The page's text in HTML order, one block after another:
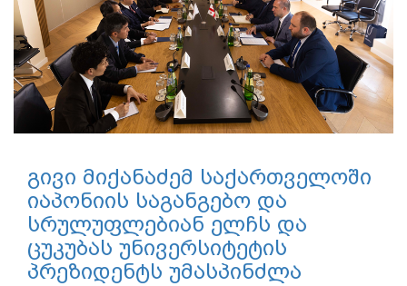
გივი მიქანაძემ საქართველოში
იაპონიის საგანგებო და
სრულუფლებიან ელჩს და
ცუკუბას უნივერსიტეტის
პრეზიდენტს უმასპინძლა